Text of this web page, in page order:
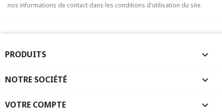
nos informations de contact dans les conditions d'utilisation du site.
PRODUITS 
NOTRE SOCIÉTÉ 
VOTRE COMPTE 